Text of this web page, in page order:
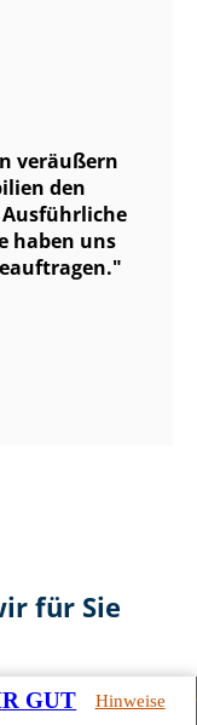
veräußern
den
haben uns
für Sie
GUT Hinweise